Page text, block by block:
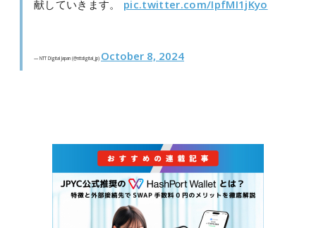
献していきます。 pic.twitter.com/IpfMI1jKyo
— NTT Digital Japan (@nttdigital_jp) October 8, 2024